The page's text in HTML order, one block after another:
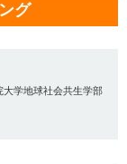
グ
学地球社会共生学部